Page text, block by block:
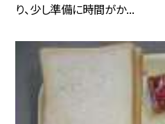
り、少し準備に時間がか...